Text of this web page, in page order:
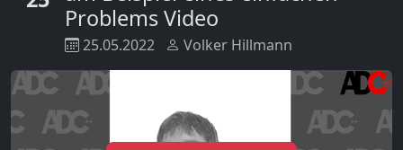
Problems Video
25.05.2022 Volker Hillmann